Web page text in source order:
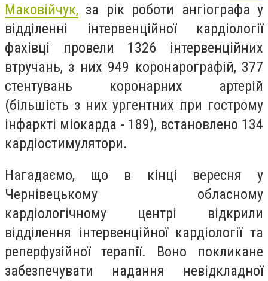
Маковійчук, за рік роботи ангіографа у
відділенні інтервенційної кардіології
фахівці провели 1326 інтервенційних
втручань, з них 949 коронарографій, 377
стентувань коронарних артерій
(більшість з них ургентних при гострому
інфаркті міокарда - 189), встановлено 134
кардіостимулятори.
Нагадаємо, що в кінці вересня у
Чернівецькому обласному
кардіологічному центрі відкрили
відділення інтервенційної кардіології та
реперфузійної терапії. Воно покликане
забезпечувати надання невідкладної